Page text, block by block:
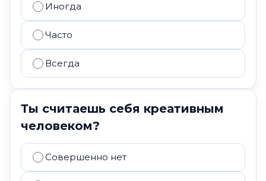
Иногда
Часто
Всегда
Ты считаешь себя креативным
человеком?
Совершенно нет